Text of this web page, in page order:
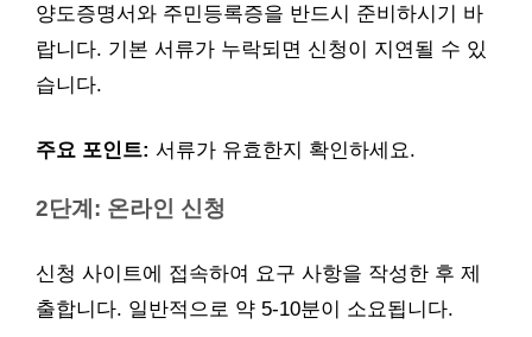
양도증명서와 주민등록증을 반드시 준비하시기 바
랍니다. 기본 서류가 누락되면 신청이 지연될 수 있
습니다.
주요 포인트: 서류가 유효한지 확인하세요.
2단계: 온라인 신청
신청 사이트에 접속하여 요구 사항을 작성한 후 제
출합니다. 일반적으로 약 5-10분이 소요됩니다.